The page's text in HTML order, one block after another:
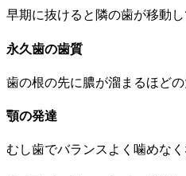
早期に抜けると隣の歯が移動
永久歯の歯質
歯の根の先に膿が溜まるほど
顎の発達
むし歯でバランスよく噛めな